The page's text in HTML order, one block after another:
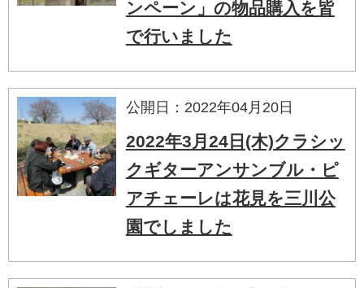
ンペーン」の物品購入を皆
で行いました
公開日：2022年04月20日
2022年3月24日(木)クラシッ
クギターアンサンブル・ピ
アチェーレは花見を三川公
園でしました